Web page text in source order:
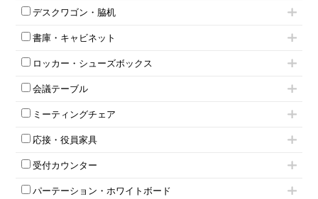
役員チェア
高級チェア（多機能チェア）
オフィスチェアその他
フリーアドレスデスク（ベンチデスク）
昇降デスク
オフィスデスクその他
両袖机
デスクワゴン・脇机
インワゴン2段
インワゴン3段
脇机
ワゴンその他
書庫・キャビネット
ハイキャビネット
ローキャビネット
両開きキャビネット
スチールキャビネット
上下連結キャビネット
軽量ラック（スチールラック）
収納家具その他
両開書庫
ロッカー・シューズボックス
1人用ロッカー
2人用ロッカー
3人用ロッカー
4人用ロッカー
5人用ロッカー
8人用ロッカー
多人数ロッカー
会議テーブル
スタッキングテーブル
ネスティングテーブル
幕板付テーブル
カウンターテーブル
T字脚テーブル
ミーティングチェア
キャスター付きミーティングチェア
スタッキングミーティングチェア
テーブル付きミーティングチェア
ネスティングミーティングチェア
折りたたみミーティングチェア
応接・役員家具
応接セット
応接ソファ
応接チェア
受付カウンター
パーテーション・ホワイトボード